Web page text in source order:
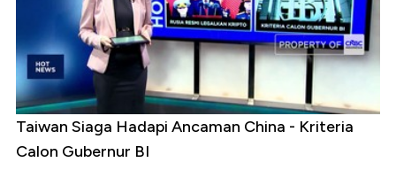
Taiwan Siaga Hadapi Ancaman China - Kriteria
Calon Gubernur BI